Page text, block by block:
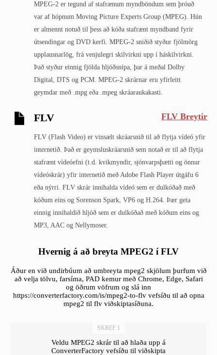
MPEG-2 er tegund af stafrænum myndböndum sem þróuð
var af hópnum Moving Picture Experts Group (MPEG). Hún
er almennt notuð til þess að kóða stafrænt myndband fyrir
útsendingar og DVD kerfi. MPEG-2 sniðið styður fjölmörg
upplausnarlög, frá venjulegri skilvirkni upp í háskilvirkni.
Það styður einnig fjölda hljóðsnípa, þar á meðal Dolby
Digital, DTS og PCM. MPEG-2 skrárnar eru yfirleitt
geymdar með .mpg eða .mpeg skráaraukakasti.
FLV FLV Breytir
FLV (Flash Video) er vinsælt skráarsnið til að flytja vídeó yfir
internetið. Það er geymsluskráarsnið sem notað er til að flytja
stafrænt vídeóefni (t.d. kvikmyndir, sjónvarpsþætti og önnur
vídeóskrár) yfir internetið með Adobe Flash Player útgáfu 6
eða nýrri. FLV skrár innihalda vídeó sem er dulkóðað með
kóðum eins og Sorenson Spark, VP6 og H.264. Þær geta
einnig innihaldið hljóð sem er dulkóðað með kóðum eins og
MP3, AAC og Nellymoser.
Hvernig á að breyta MPEG2 í FLV
Áður en við undirbúum að umbreyta mpeg2 skjölum þurfum við
að velja tölvu, farsíma, PAD kemur með Chrome, Edge, Safari
og öðrum vöfrum og slá inn
https://converterfactory.com/is/mpeg2-to-flv vefsíðu til að opna
mpeg2 til flv viðskiptasíðuna.
SKREF 1
Veldu MPEG2 skrár til að hlaða upp á
ConverterFactory vefsíðu til viðskipta